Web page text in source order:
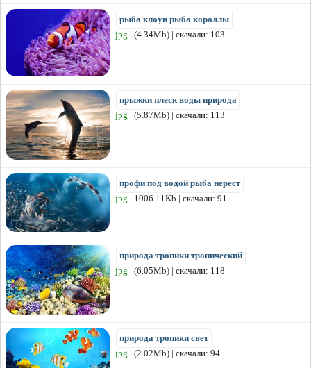
рыба клоун рыба кораллы
jpg | (4.34Mb) | скачали: 103
прыжки плеск воды природа
jpg | (5.87Mb) | скачали: 113
профи под водой рыба нерест
jpg | 1006.11Kb | скачали: 91
природа тропики тропический
jpg | (6.05Mb) | скачали: 118
природа тропики свет
jpg | (2.02Mb) | скачали: 94